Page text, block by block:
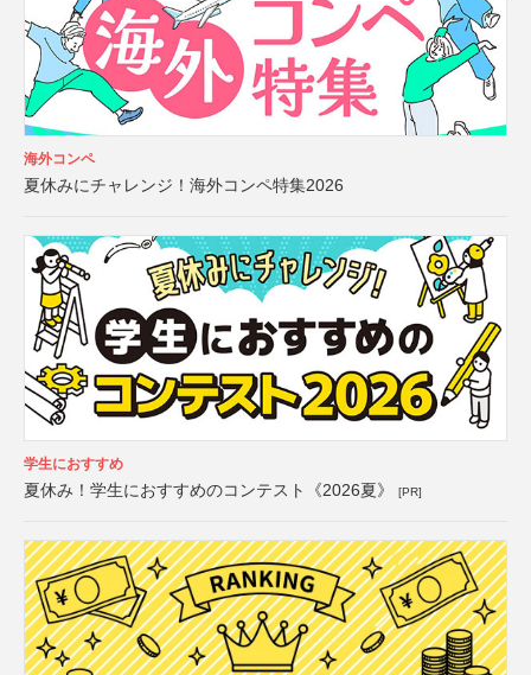
海外コンペ
夏休みにチャレンジ！海外コンペ特集2026
学生におすすめ
夏休み！学生におすすめのコンテスト《2026夏》 [PR]